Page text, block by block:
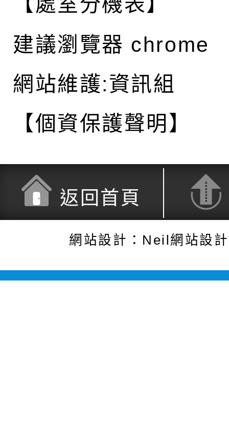
建議瀏覽器 chrome
網站維護:資訊組
【個資保護聲明】
返回首頁
網站設計：Neil網站設